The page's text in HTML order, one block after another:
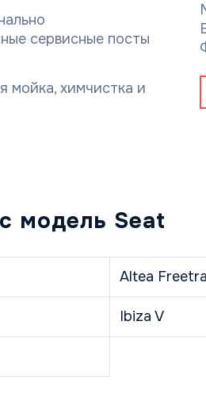
сервисные посты
мойка, химчистка и
модель Seat
Altea
Ibiza V